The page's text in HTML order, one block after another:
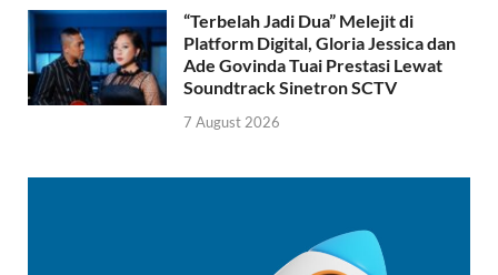
“Terbelah Jadi Dua” Melejit di
Platform Digital, Gloria Jessica dan
Ade Govinda Tuai Prestasi Lewat
Soundtrack Sinetron SCTV
7 August 2026